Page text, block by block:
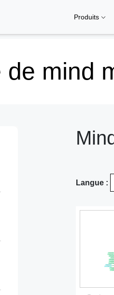
Produits
de mind
Langue :